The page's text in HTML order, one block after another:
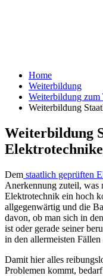
Home
Weiterbildung
Weiterbildung zum
Weiterbildung
Weiterbildung
Dem staatlich geprüften
Anerkennung zuteil, was
Elektrotechnik ein hoch
allgegenwärtig und die
davon, ob man sich in
ist oder gerade seiner
in den allermeisten
Damit hier alles
Problemen kommt,